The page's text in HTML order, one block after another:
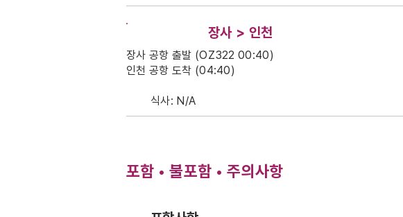
장사 > 인천
장사 공항 출발 (OZ322 00:40)
인천 공항 도착 (04:40)
식사: N/A
포함 • 불포함 • 주의사항